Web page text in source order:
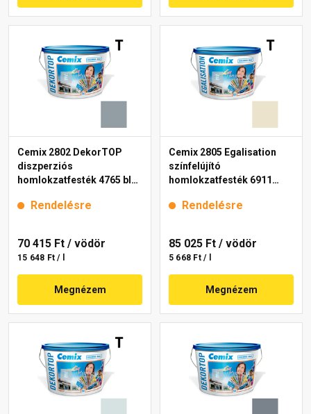
Cemix 2802 DekorTOP
diszperziós
homlokzatfesték 4765 blue
Rendelésre
70 415 Ft / vödör
15 648 Ft / l
Megnézem
Cemix 2805 Egalisation
színfelújító
homlokzatfesték 6911
Rendelésre
85 025 Ft / vödör
5 668 Ft / l
Megnézem